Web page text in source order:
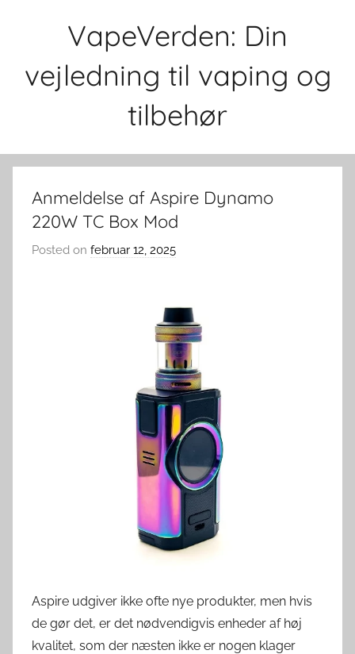
VapeVerden: Din
vejledning til vaping og
tilbehør
Anmeldelse af Aspire Dynamo
220W TC Box Mod
Posted on februar 12, 2025
a
p
e
v
e
r
d
e
n
Aspire udgiver ikke ofte nye produkter, men hvis
de gør det, er det nødvendigvis enheder af høj
kvalitet, som der næsten ikke er nogen klager